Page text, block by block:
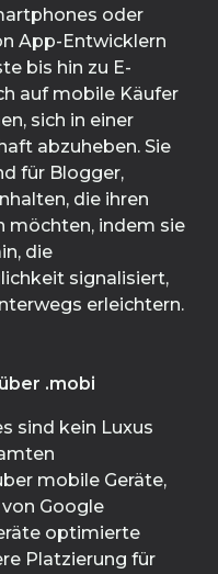
oder
App-Entwicklern
bis hin zu E-
auf mobile Käufer
sich in einer
abzuheben. Sie
für Blogger,
die ihren
möchten, indem sie
die
signalisiert,
erleichtern.
.mobi
sind kein Luxus
mobile Geräte,
Google
optimierte
Platzierung für